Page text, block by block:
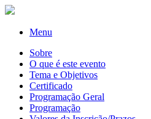
Menu
Sobre
O que é este evento
Tema e Objetivos
Certificado
Programação Geral
Programação